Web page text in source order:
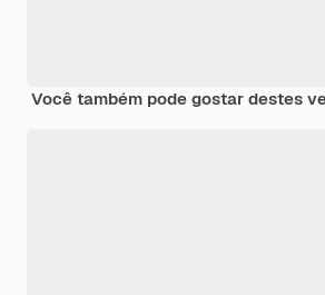
Você também pode gostar destes